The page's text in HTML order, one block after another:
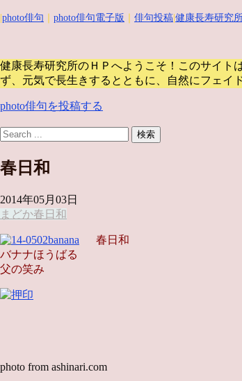
photo俳句 photo俳句電子版 俳句投稿 健康長寿研究
健康長寿研究所のＨＰへようこそ！このサイト
ず、元気で長生きするとともに、自然にフェイ
photo俳句を投稿する
春日和
2014年05月03日
まどか春日和
春日和
バナナほうばる
父の笑み
photo from ashinari.com